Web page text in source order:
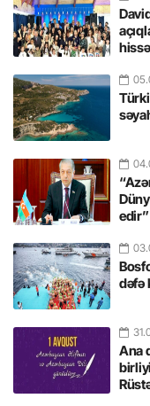
edir”
dəfə
Ana